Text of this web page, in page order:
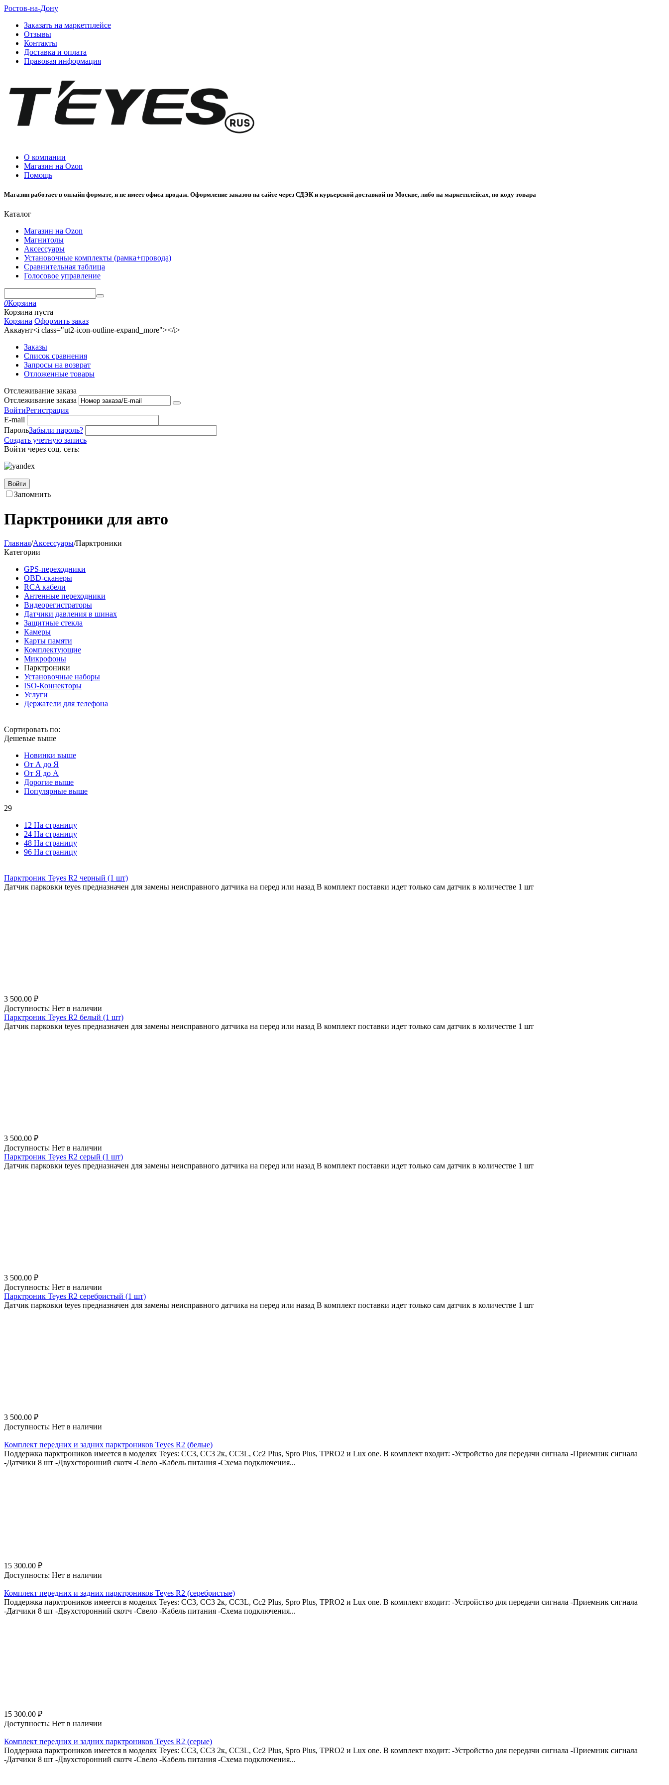
Ростов-на-Дону
Заказать на маркетплейсе
Отзывы
Контакты
Доставка и оплата
Правовая информация
О компании
Магазин на Ozon
Помощь
Магазин работает в онлайн формате, и не имеет офиса продаж. Оформление заказов на сайте через СДЭК и курьерской доставкой по Москве, либо на маркетплейсах, по коду товара
Каталог
Магазин на Ozon
Магнитолы
Аксессуары
Установочные комплекты (рамка+провода)
Сравнительная таблица
Голосовое управление
0Корзина
Корзина пуста
Корзина Оформить заказ
Аккаунт<i class="ut2-icon-outline-expand_more"></i>
Заказы
Список сравнения
Запросы на возврат
Отложенные товары
Отслеживание заказа
Отслеживание заказа
ВойтиРегистрация
E-mail
ПарольЗабыли пароль?
Создать учетную запись
Войти через соц. сеть:
Войти
Запомнить
Парктроники для авто
Главная/Аксессуары/Парктроники
Категории
GPS-переходники
OBD-сканеры
RCA кабели
Антенные переходники
Видеорегистраторы
Датчики давления в шинах
Защитные стекла
Камеры
Карты памяти
Комплектующие
Микрофоны
Парктроники
Установочные наборы
ISO-Коннекторы
Услуги
Держатели для телефона
Сортировать по:
Дешевые выше
Новинки выше
От А до Я
От Я до А
Дорогие выше
Популярные выше
29
12 На страницу
24 На страницу
48 На страницу
96 На страницу
Парктроник Teyes R2 черный (1 шт)
Датчик парковки teyes предназначен для замены неисправного датчика на перед или назад В комплект поставки идет только сам датчик в количестве 1 шт
3 500.00 ₽
Доступность: Нет в наличии
Парктроник Teyes R2 белый (1 шт)
Датчик парковки teyes предназначен для замены неисправного датчика на перед или назад В комплект поставки идет только сам датчик в количестве 1 шт
3 500.00 ₽
Доступность: Нет в наличии
Парктроник Teyes R2 серый (1 шт)
Датчик парковки teyes предназначен для замены неисправного датчика на перед или назад В комплект поставки идет только сам датчик в количестве 1 шт
3 500.00 ₽
Доступность: Нет в наличии
Парктроник Teyes R2 серебристый (1 шт)
Датчик парковки teyes предназначен для замены неисправного датчика на перед или назад В комплект поставки идет только сам датчик в количестве 1 шт
3 500.00 ₽
Доступность: Нет в наличии
Комплект передних и задних парктроников Teyes R2 (белые)
Поддержка парктроников имеется в моделях Teyes: СС3, СС3 2к, СС3L, Сс2 Plus, Spro Plus, TPRO2 и Lux one. В комплект входит: -Устройство для передачи сигнала -Приемник сигнала
-Датчики 8 шт -Двухсторонний скотч -Свело -Кабель питания -Схема подключения...
15 300.00 ₽
Доступность: Нет в наличии
Комплект передних и задних парктроников Teyes R2 (серебристые)
Поддержка парктроников имеется в моделях Teyes: СС3, СС3 2к, СС3L, Сс2 Plus, Spro Plus, TPRO2 и Lux one. В комплект входит: -Устройство для передачи сигнала -Приемник сигнала
-Датчики 8 шт -Двухсторонний скотч -Свело -Кабель питания -Схема подключения...
15 300.00 ₽
Доступность: Нет в наличии
Комплект передних и задних парктроников Teyes R2 (серые)
Поддержка парктроников имеется в моделях Teyes: СС3, СС3 2к, СС3L, Сс2 Plus, Spro Plus, TPRO2 и Lux one. В комплект входит: -Устройство для передачи сигнала -Приемник сигнала
-Датчики 8 шт -Двухсторонний скотч -Свело -Кабель питания -Схема подключения...